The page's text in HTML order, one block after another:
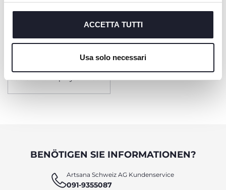
cookie tecnici, indispensabili per fruire del servizio
ACCETTA TUTTI
Usa solo necessari
360 Sonnen Spray SPF 50+
BENÖTIGEN SIE INFORMATIONEN?
Artsana Schweiz AG Kundenservice
091-9355087